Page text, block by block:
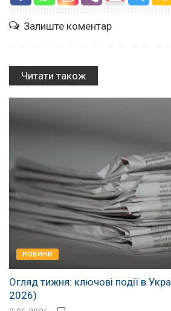
Залиште коментар
Читати також
НОВИНИ
Огляд тижня: ключові події в
2026)